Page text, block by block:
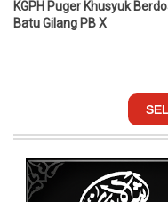
KGPH Puger Khusyuk
Batu Gilang PB X